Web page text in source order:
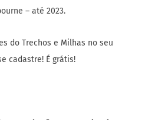
– até 2023.
do Trechos e Milhas no seu
cadastre! É grátis!